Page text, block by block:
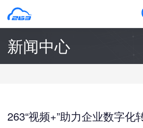
新闻中心
263“视频+”助力企业数字化